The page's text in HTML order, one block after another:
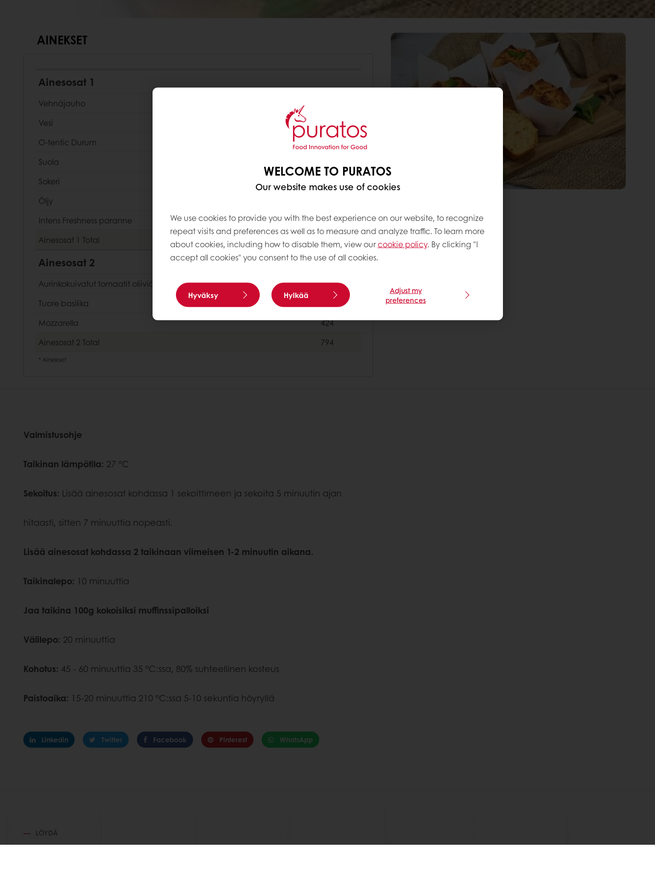
AINEKSET
Ainesosat 1
Vehnäjauho
Vesi
1240
O-tentic Durum
120
Suola
Sokeri
Öljy
Intens Freshness paranne
6
Ainesosat 1 Total 3534
Ainesosat 2
Aurinkokuivatut tomaatit oliiviöljyssä
353
Tuore basilika
Mozzarella
424
Ainesosat 2 Total 794
* Ainekset
Valmistusohje
Taikinan lämpötila: 27 °C
Sekoitus: Lisää ainesosat kohdassa 1 sekoittimeen ja sekoita 5 minuutin ajan
hitaasti, sitten 7 minuuttia nopeasti.
Lisää ainesosat kohdassa 2 taikinaan viimeisen 1-2 minuutin aikana.
Taikinalepo: 10 minuuttia
Jaa taikina 100g kokoisiksi muffinssipalloiksi
Välilepo: 20 minuuttia
Kohotus: 45 - 60 minuuttia 35 °C:ssa, 80% suhteellinen kosteus
Paistoaika: 15-20 minuuttia 210 °C:ssa 5-10 sekuntia höyryllä
Linkedin Twitter Facebook Pinterest WhatsApp
LÖYDÄ
WELCOME TO PURATOS
Our website makes use of cookies
We use cookies to provide you with the best experience on our website, to recognize
repeat visits and preferences as well as to measure and analyze traffic. To learn more
about cookies, including how to disable them, view ourcookie policy. By clicking "I
accept all cookies" you consent to the use of all cookies.
Hyväksy Hylkää
Adjust my
preferences